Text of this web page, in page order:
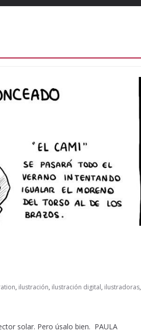
, ilustración, ilustración digital, ilustradoras,
solar. Pero úsalo bien. PAULA